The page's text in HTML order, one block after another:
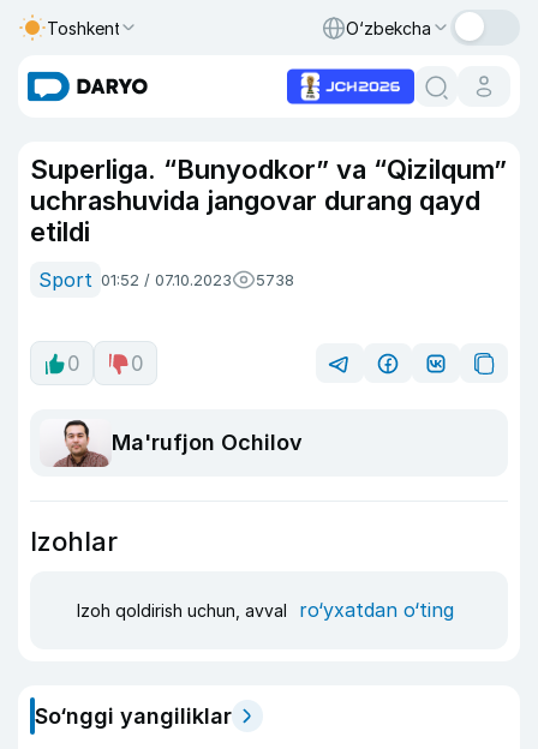
Toshkent O‘zbekcha
Superliga. “Bunyodkor” va “Qizilqum”
uchrashuvida jangovar durang qayd
etildi
Sport 01:52 / 07.10.2023 5738
0 0
Ma'rufjon Ochilov
Izohlar
Izoh qoldirish uchun, avval ro‘yxatdan o‘ting
So‘nggi yangiliklar